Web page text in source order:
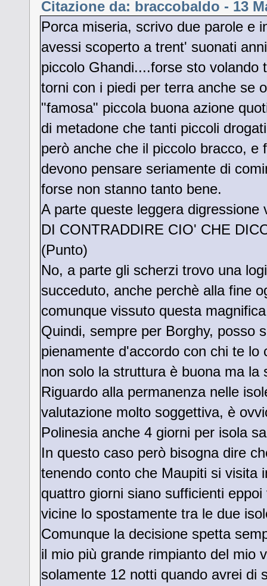
Citazione da: braccobaldo - 13
Porca miseria, scrivo due parole e
avessi scoperto a trent' suonati
piccolo Ghandi....forse sto volando
torni con i piedi per terra anche se
"famosa" piccola buona azione
di metadone che tanti piccoli
però anche che il piccolo bracco,
devono pensare seriamente di
forse non stanno tanto bene.
A parte queste leggera
DI CONTRADDIRE CIO' CHE
(Punto)
No, a parte gli scherzi trovo una
succeduto, anche perchè alla fine
comunque vissuto questa
Quindi, sempre per Borghy, posso
pienamente d'accordo con chi te
non solo la struttura è buona ma la
Riguardo alla permanenza nelle
valutazione molto soggettiva, è
Polinesia anche 4 giorni per isola
In questo caso però bisogna dire
tenendo conto che Maupiti si visita
quattro giorni siano sufficienti
vicine lo spostamente tra le due
Comunque la decisione spetta
il mio più grande rimpianto del mio
solamente 12 notti quando avrei